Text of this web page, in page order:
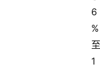
6
%
至
1